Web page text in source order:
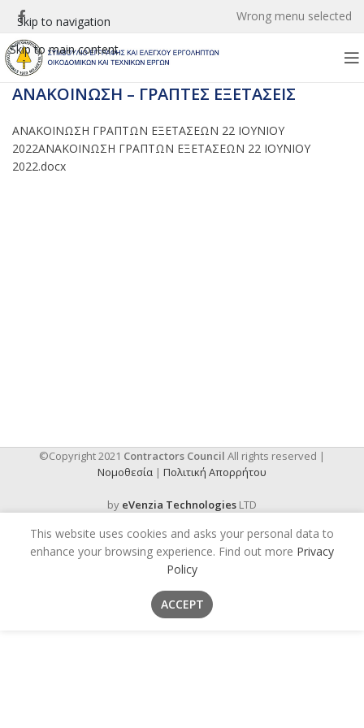
Skip to navigation
Skip to main content
Wrong menu selected
ΑΝΑΚΟΙΝΩΣΗ – ΓΡΑΠΤΕΣ ΕΞΕΤΑΣΕΙΣ
ΑΝΑΚΟΙΝΩΣΗ ΓΡΑΠΤΩΝ ΕΞΕΤΑΣΕΩΝ 22 ΙΟΥΝΙΟΥ
2022ΑΝΑΚΟΙΝΩΣΗ ΓΡΑΠΤΩΝ ΕΞΕΤΑΣΕΩΝ 22 ΙΟΥΝΙΟΥ
2022.docx
©Copyright 2021 Contractors Council All rights reserved |
Νομοθεσία | Πολιτική Απορρήτου
by eVenzia Technologies LTD
This website uses cookies and asks your personal data to
enhance your browsing experience. Find out more Privacy
Policy
ACCEPT